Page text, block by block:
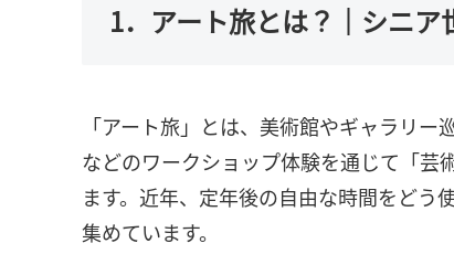
1．アート旅とは？｜シニ
「アート旅」とは、美術館やギャラリ
などのワークショップ体験を通じて「芸
ます。近年、定年後の自由な時間をどう
集めています。